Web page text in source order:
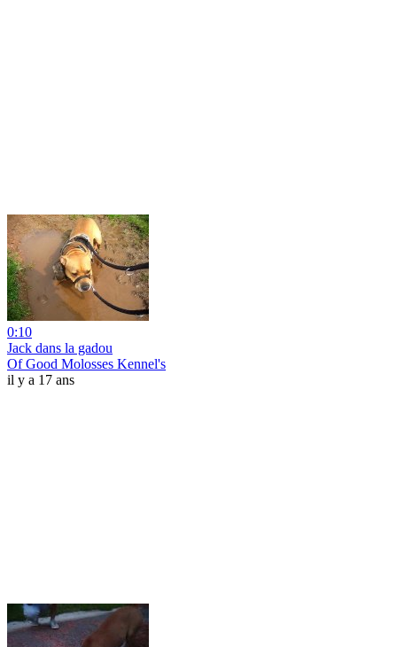
0:10
Jack dans la gadou
Of Good Molosses Kennel's
il y a 17 ans